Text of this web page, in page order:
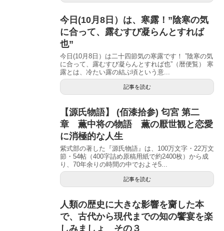
今日(10月8日）は、寒露！”陰寒の気
に合って、露むすび凝らんとすれば
也”
今日(10月8日）は二十四節気の寒露です！ ”陰寒の気
に合って、露むすび凝らんとすれば也”（暦便覧） 寒
露とは、冷たい露の結ぶ頃という意...
記事を読む
【源氏物語】 (佰漆拾参) 匂宮 第二
章 薫中将の物語 薫の厭世観と恋愛
に消極的な人生
紫式部の著した『源氏物語』は、100万文字・22万文
節・54帖（400字詰め原稿用紙で約2400枚）から成
り、70年余りの時間の中でおよそ5...
記事を読む
人類の歴史に大きな影響を齎した本
で、古代から現代までの知の饗宴を楽
しみましょ その３